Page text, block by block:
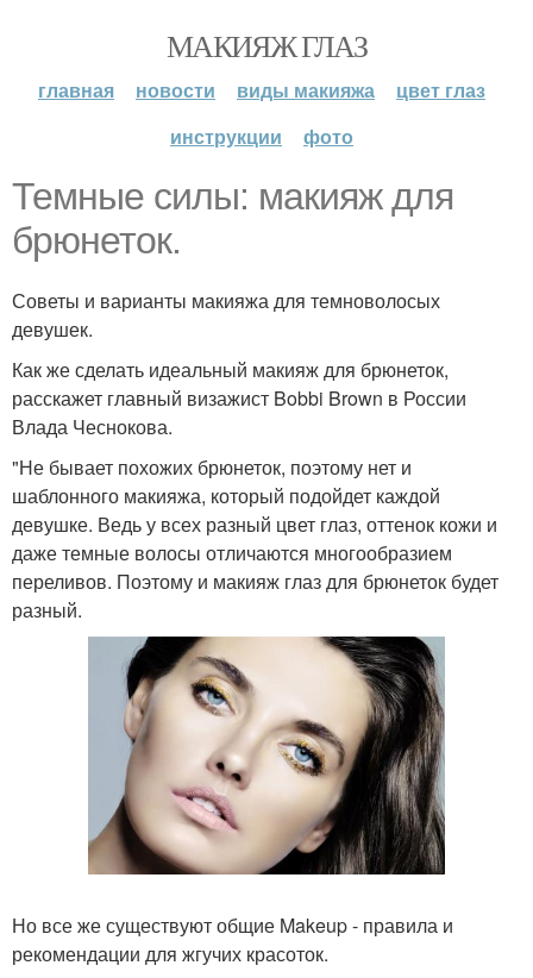
МАКИЯЖ ГЛАЗ
главная новости виды макияжа
цвет глаз
инструкции
фото
Темные силы: макияж для
брюнеток.
Советы и варианты макияжа для темноволосых
девушек.
Как же сделать идеальный макияж для брюнеток,
расскажет главный визажист Bobbi Brown в России
Влада Чеснокова.
"Не бывает похожих брюнеток, поэтому нет и
шаблонного макияжа, который подойдет каждой
девушке. Ведь у всех разный цвет глаз, оттенок кожи и
даже темные волосы отличаются многообразием
переливов. Поэтому и макияж глаз для брюнеток будет
разный.
Но все же существуют общие Makeup - правила и
рекомендации для жгучих красоток.